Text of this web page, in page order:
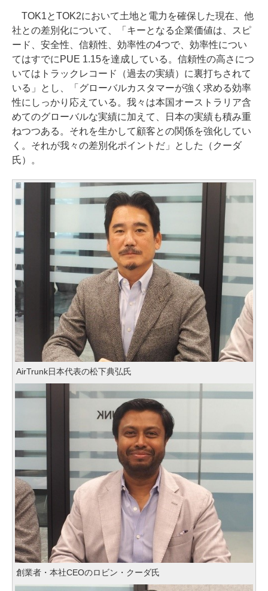
TOK1とTOK2において土地と電力を確保した現在、他
社との差別化について、「キーとなる企業価値は、スピ
ード、安全性、信頼性、効率性の4つで、効率性につい
てはすでにPUE 1.15を達成している。信頼性の高さにつ
いてはトラックレコード（過去の実績）に裏打ちされて
いる」とし、「グローバルカスタマーが強く求める効率
性にしっかり応えている。我々は本国オーストラリア含
めてのグローバルな実績に加えて、日本の実績も積み重
ねつつある。それを生かして顧客との関係を強化してい
く。それが我々の差別化ポイントだ」とした（クーダ
氏）。
AirTrunk日本代表の松下典弘氏
創業者・本社CEOのロビン・クーダ氏